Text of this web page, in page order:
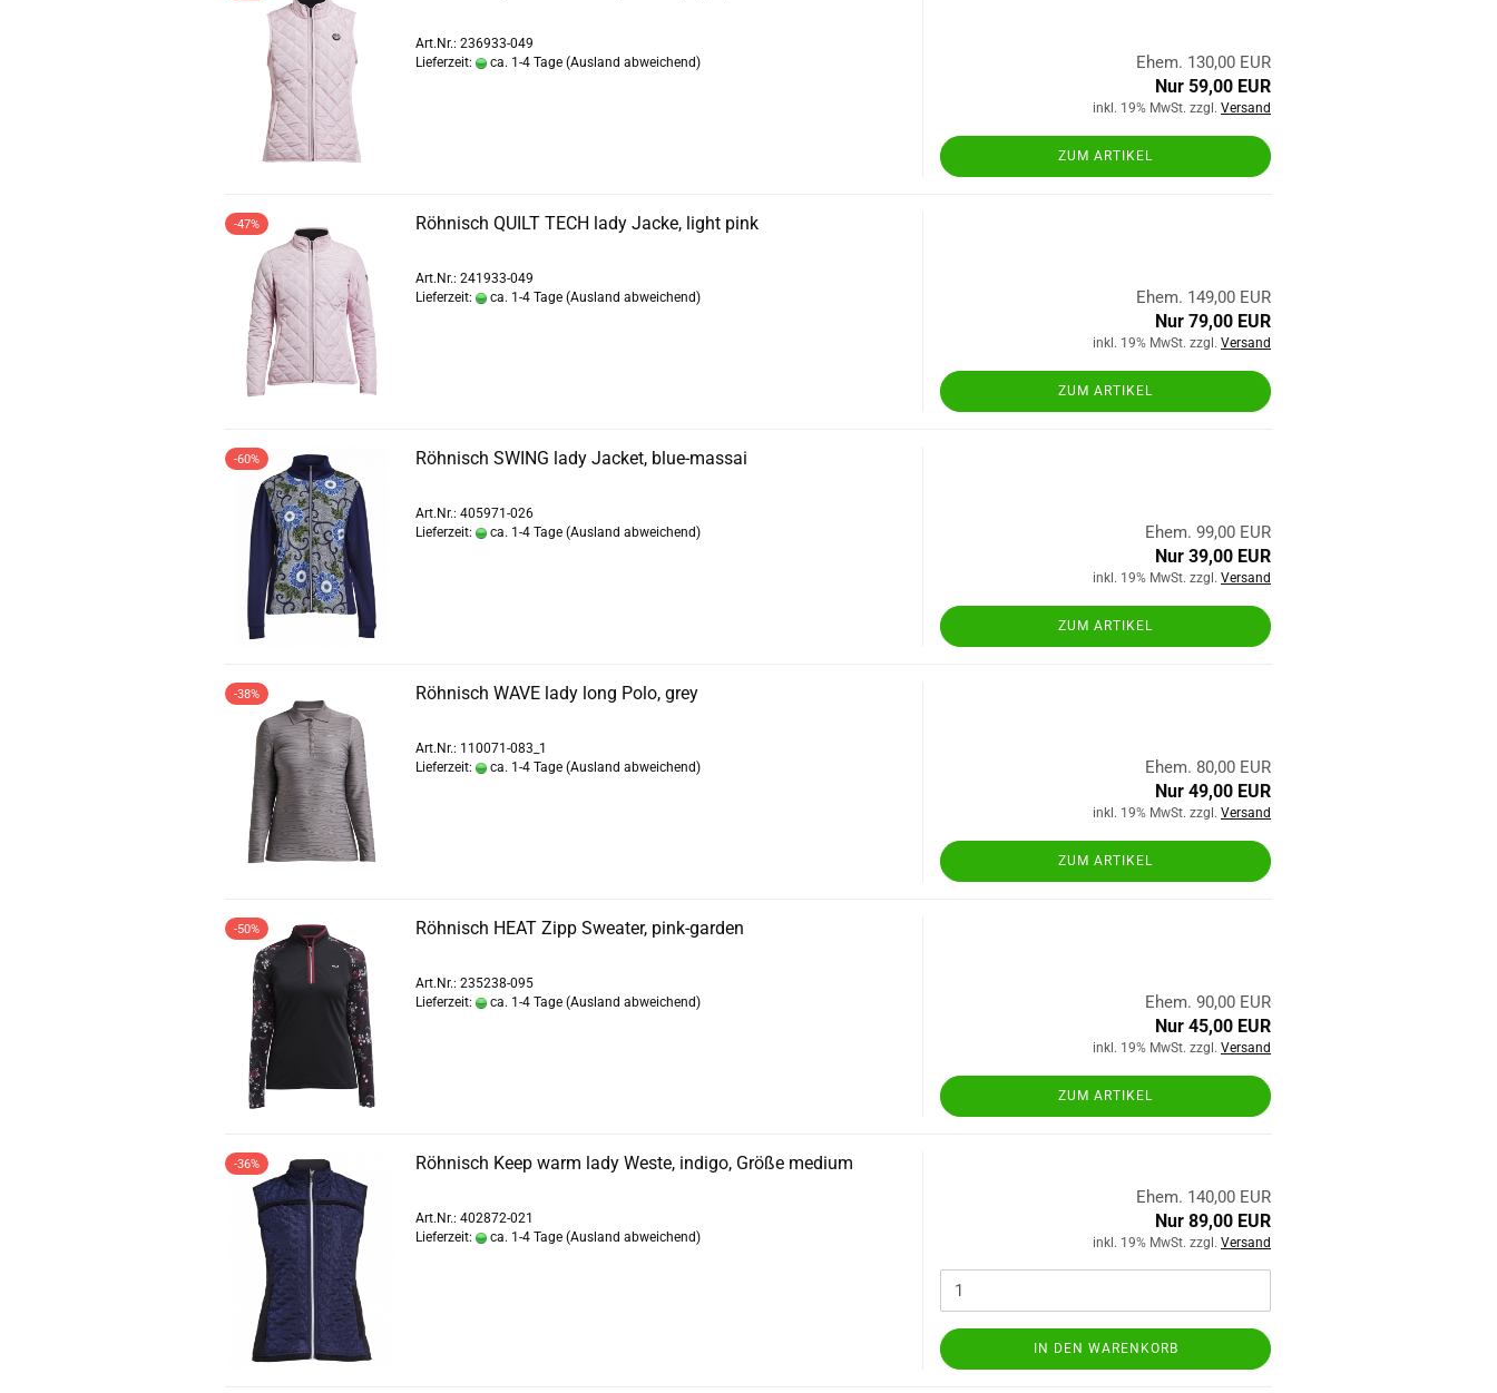
Art.Nr.: 236933-049
Lieferzeit:
ca. 1-4 Tage (Ausland abweichend) Ehem. 130,00 EUR
Nur 59,00 EUR
inkl. 19% MwSt. zzgl. Versand
ZUM ARTIKEL
-47% Röhnisch QUILT TECH lady Jacke, light pink
Art.Nr.: 241933-049
Lieferzeit:
ca. 1-4 Tage (Ausland abweichend) Ehem. 149,00 EUR
Nur 79,00 EUR
inkl. 19% MwSt. zzgl. Versand
ZUM ARTIKEL
-60% Röhnisch SWING lady Jacket, blue-massai
Art.Nr.: 405971-026
Lieferzeit:
ca. 1-4 Tage (Ausland abweichend) Ehem. 99,00 EUR
Nur 39,00 EUR
inkl. 19% MwSt. zzgl. Versand
ZUM ARTIKEL
-38% Röhnisch WAVE lady long Polo, grey
Art.Nr.: 110071-083_1
Lieferzeit:
ca. 1-4 Tage (Ausland abweichend) Ehem. 80,00 EUR
Nur 49,00 EUR
inkl. 19% MwSt. zzgl. Versand
ZUM ARTIKEL
-50% Röhnisch HEAT Zipp Sweater, pink-garden
Art.Nr.: 235238-095
Lieferzeit:
ca. 1-4 Tage (Ausland abweichend) Ehem. 90,00 EUR
Nur 45,00 EUR
inkl. 19% MwSt. zzgl. Versand
ZUM ARTIKEL
-36% Röhnisch Keep warm lady Weste, indigo, Größe medium
Art.Nr.: 402872-021
Lieferzeit:
ca. 1-4 Tage (Ausland abweichend)
Ehem. 140,00 EUR
Nur 89,00 EUR
inkl. 19% MwSt. zzgl. Versand
IN DEN WARENKORB